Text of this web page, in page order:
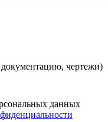
чертежи)
данных